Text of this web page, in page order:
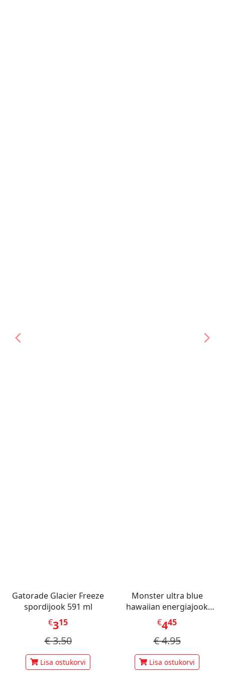
Gatorade Glacier Freeze
spordijook 591 ml
€315
€3.50
Lisa ostukorvi
Monster ultra blue
hawaiian energiajook
473ml
€445
€4.95
Lisa ostukorvi